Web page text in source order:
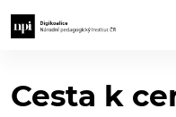
Cesta k